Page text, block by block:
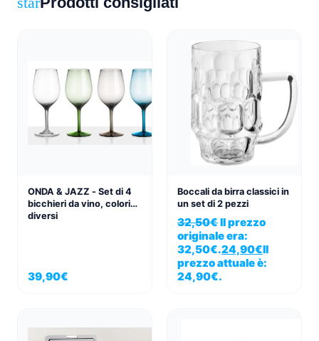
ONDA & JAZZ - Set di 4
bicchieri da vino, colori
diversi
39,90€
Boccali da birra classici in
un set di 2 pezzi
32,50€Il prezzo
originale era:
32,50€.24,90€Il
prezzo attuale è:
24,90€.